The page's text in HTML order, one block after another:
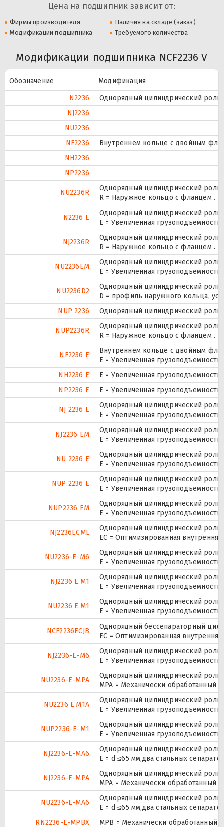
Цена на подшипник зависит от:
Фирмы производителя
Наличия на складе (заказ)
Модификации подшипника
Требуемого количества
Модификации подшипника NCF2236 V
Обозначение
Модификация
N2236
Однорядный цилиндрический
NJ2236
NU2236
NF2236
Внутреннем кольце с двойным
NH2236
NP2236
NU2236R
Однорядный цилиндрический
R = Наружное кольцо с фланцем .
N2236 E
Однорядный цилиндрический
Е = Увеличенная грузоподъемность.
NJ2236R
Однорядный цилиндрический
R = Наружное кольцо с фланцем .
NU2236EM
Однорядный цилиндрический
E = Увеличенная
NU2236D2
Однорядный цилиндрический
D = профиль наружного кольца,
NUP 2236
Однорядный цилиндрический
NUP2236R
Однорядный цилиндрический
R = Наружное кольцо с фланцем .
NF2236 E
Внутреннем кольце с двойным
Е = Увеличенная грузоподъемность.
NH2236 E
Е = Увеличенная грузоподъемность.
NP2236 E
Е = Увеличенная грузоподъемность.
NJ 2236 E
Однорядный цилиндрический
Е = Увеличенная грузоподъемность.
NJ2236 EM
Однорядный цилиндрический
E = Увеличенная
NU 2236 E
Однорядный цилиндрический
Е = Увеличенная грузоподъемность.
NUP 2236 E
Однорядный цилиндрический
Е = Увеличенная грузоподъемность.
NUP2236 EM
Однорядный цилиндрический
E = Увеличенная
NJ2236ECML
Однорядный цилиндрический
EC = Оптимизированная
NU2236-E-M6
Однорядный цилиндрический
E = Увеличенная
NJ2236 E.M1
Однорядный цилиндрический
E = Увеличенная
NU2236 E.M1
Однорядный цилиндрический
E = Увеличенная
NCF2236ECJB
Однорядный бессепараторный
EC = Оптимизированная
NJ2236-E-M6
Однорядный цилиндрический
E = Увеличенная
NU2236-E-MPA
Однорядный цилиндрический
MPA = Механически обработанный
NU2236 E.M1A
Однорядный цилиндрический
E = Увеличенная
NUP2236-E-M1
Однорядный цилиндрический
E = Увеличенная
NJ2236-E-MA6
Однорядный цилиндрический
E = d ≤65 мм,два стальных
NJ2236-E-MPA
Однорядный цилиндрический
MPA = Механически обработанный
NU2236-E-MA6
Однорядный цилиндрический
E = d ≤65 мм,два стальных
RN2236-E-MPBX
MPB = Механически обработанный